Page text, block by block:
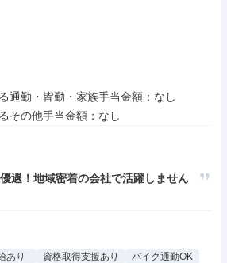
通勤・皆勤・家族手当金額：なし
遇！地域密着の会社で活躍しません
あり 資格取得支援あり
バイク通勤OK